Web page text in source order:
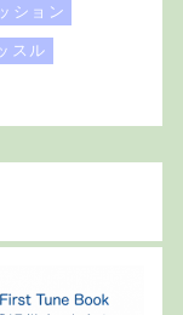
ション
スル